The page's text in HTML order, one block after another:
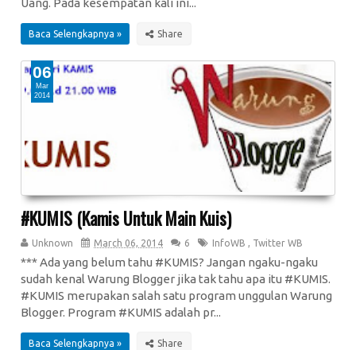
Uang. Pada kesempatan kali ini...
Baca Selengkapnya »
#KUMIS (Kamis Untuk Main Kuis)
Unknown March 06, 2014 6 InfoWB , Twitter WB
*** Ada yang belum tahu #KUMIS? Jangan ngaku-ngaku
sudah kenal Warung Blogger jika tak tahu apa itu #KUMIS.
#KUMIS merupakan salah satu program unggulan Warung
Blogger. Program #KUMIS adalah pr...
Baca Selengkapnya »
06
Mar
2014